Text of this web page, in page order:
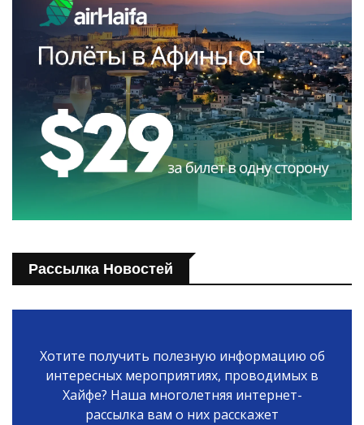
Рассылка Новостей
Хотите получить полезную информацию об
интересных мероприятиях, проводимых в
Хайфе? Наша многолетняя интернет-
рассылка вам о них расскажет